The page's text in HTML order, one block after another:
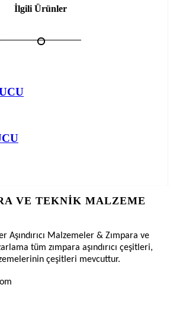
İlgili Ürünler
VE TEKNIK MALZEME
Aşındırıcı Malzemeler & Zımpara ve
tüm zımpara aşındırıcı çeşitleri,
çeşitleri mevcuttur.